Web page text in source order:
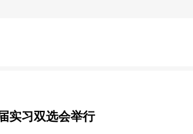
实习双选会举行